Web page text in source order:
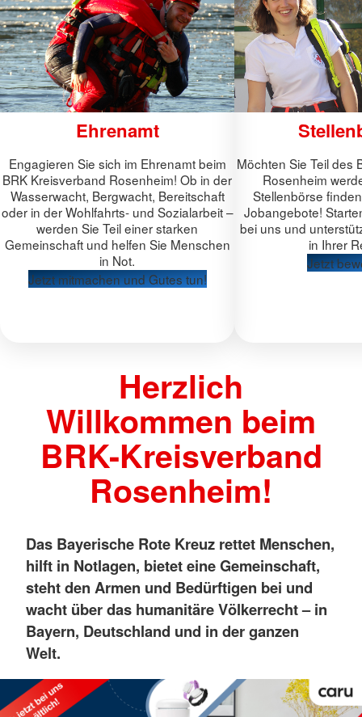
Ehrenamt
Engagieren Sie sich im Ehrenamt beim
BRK Kreisverband Rosenheim! Ob in der
Wasserwacht, Bergwacht, Bereitschaft
oder in der Wohlfahrts- und Sozialarbeit –
werden Sie Teil einer starken
Gemeinschaft und helfen Sie Menschen
in Not.
Jetzt mitmachen und Gutes tun!
Möchten Sie Teil des
Rosenheim
Stellenbörse
Jobangebote!
bei uns und
in Ihrer
Jetzt
Herzlich
Willkommen beim
BRK-Kreisverband
Rosenheim!
Das Bayerische Rote Kreuz rettet Menschen,
hilft in Notlagen, bietet eine Gemeinschaft,
steht den Armen und Bedürftigen bei und
wacht über das humanitäre Völkerrecht – in
Bayern, Deutschland und in der ganzen
Welt.